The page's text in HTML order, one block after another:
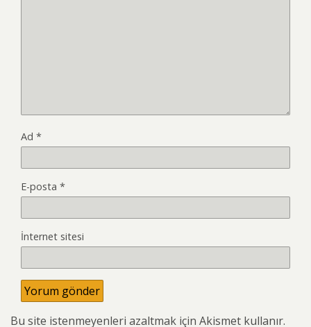
Ad *
E-posta *
İnternet sitesi
Bu site istenmeyenleri azaltmak için Akismet kullanır.